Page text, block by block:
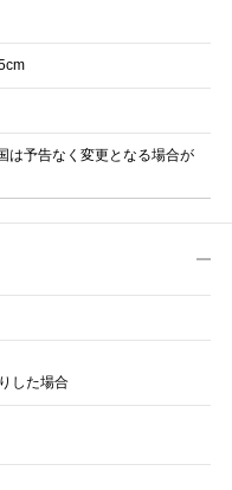
は予告なく変更となる場合が
した場合